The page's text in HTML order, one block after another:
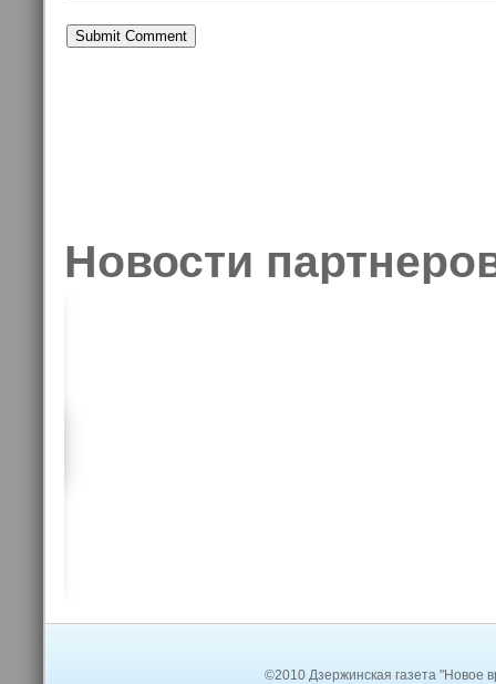
Новости
©2010 Дзержинская газета